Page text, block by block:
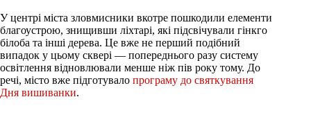
У центрі міста зловмисники вкотре пошкодили елементи
благоустрою, знищивши ліхтарі, які підсвічували гінкго
білоба та інші дерева. Це вже не перший подібний
випадок у цьому сквері — попереднього разу систему
освітлення відновлювали менше ніж пів року тому. До
речі, місто вже підготувало програму до святкування
Дня вишиванки.